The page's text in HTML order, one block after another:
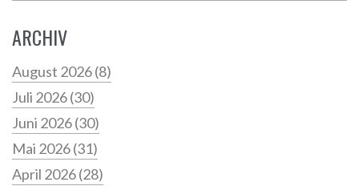
ARCHIV
August 2026(8)
Juli 2026(30)
Juni 2026(30)
Mai 2026(31)
April 2026(28)